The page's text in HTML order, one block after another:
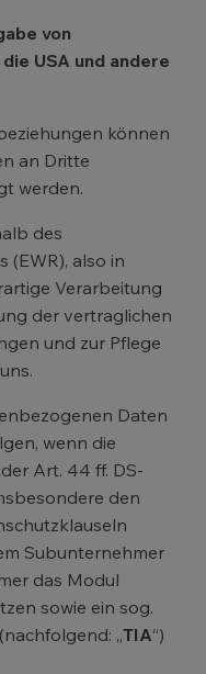
von
USA und andere
können
an Dritte
werden.
des
(EWR), also in
Verarbeitung
der vertraglichen
und zur Pflege
Daten
wenn die
Art. 44 ff. DS-
den
Subunternehmer
das Modul
sowie ein sog.
„TIA“)